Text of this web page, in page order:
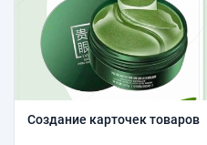
Создание карточек товаров